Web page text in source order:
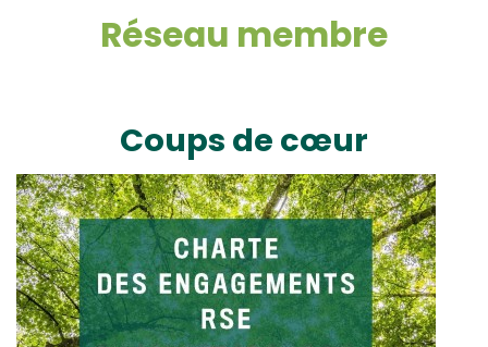
Réseau membre
Coups de cœur